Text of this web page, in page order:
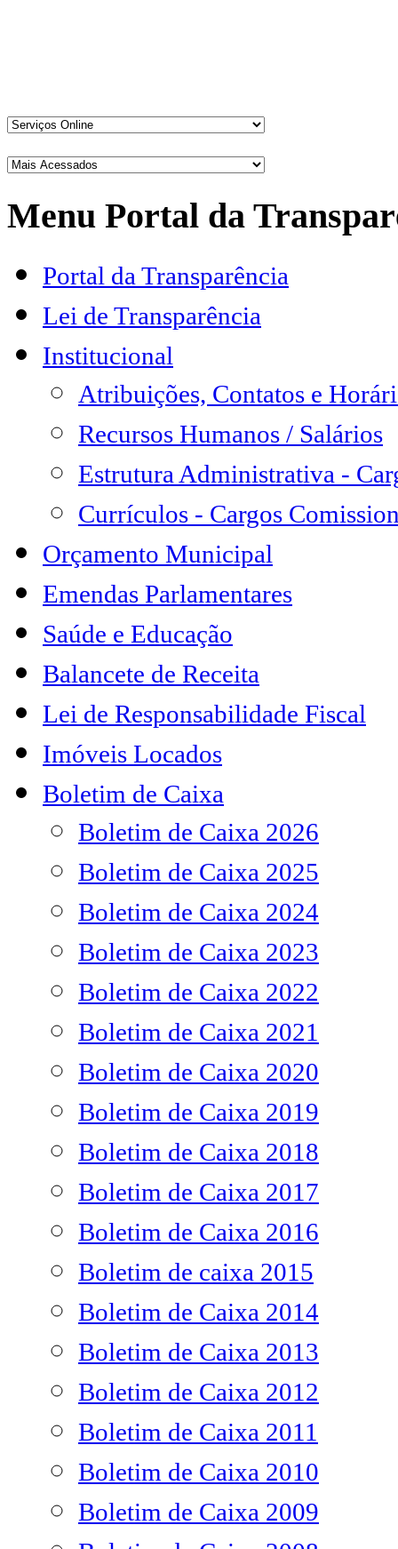
Menu Portal da
Portal da Transparência
Lei de Transparência
Institucional
Atribuições, Contatos e
Recursos Humanos / Salários
Estrutura Administrativa -
Currículos - Cargos
Orçamento Municipal
Emendas Parlamentares
Saúde e Educação
Balancete de Receita
Lei de Responsabilidade Fiscal
Imóveis Locados
Boletim de Caixa
Boletim de Caixa 2026
Boletim de Caixa 2025
Boletim de Caixa 2024
Boletim de Caixa 2023
Boletim de Caixa 2022
Boletim de Caixa 2021
Boletim de Caixa 2020
Boletim de Caixa 2019
Boletim de Caixa 2018
Boletim de Caixa 2017
Boletim de Caixa 2016
Boletim de caixa 2015
Boletim de Caixa 2014
Boletim de Caixa 2013
Boletim de Caixa 2012
Boletim de Caixa 2011
Boletim de Caixa 2010
Boletim de Caixa 2009